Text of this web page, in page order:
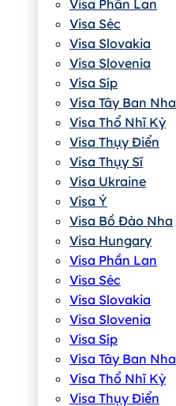
Visa Phần Lan
Visa Séc
Visa Slovakia
Visa Slovenia
Visa Síp
Visa Tây Ban Nha
Visa Thổ Nhĩ Kỳ
Visa Thụy Điển
Visa Thụy Sĩ
Visa Ukraine
Visa Ý
Visa Bồ Đào Nha
Visa Hungary
Visa Phần Lan
Visa Séc
Visa Slovakia
Visa Slovenia
Visa Síp
Visa Tây Ban Nha
Visa Thổ Nhĩ Kỳ
Visa Thụy Điển